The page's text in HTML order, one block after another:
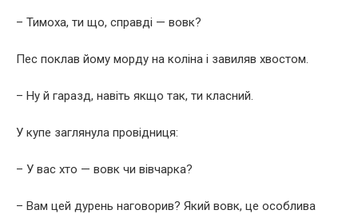
– Тимоха, ти що, справді — вовк?
Пес поклав йому морду на коліна і завиляв хвостом.
– Ну й гаразд, навіть якщо так, ти класний.
У купе заглянула провідниця:
– У вас хто — вовк чи вівчарка?
– Вам цей дурень наговорив? Який вовк, це особлива